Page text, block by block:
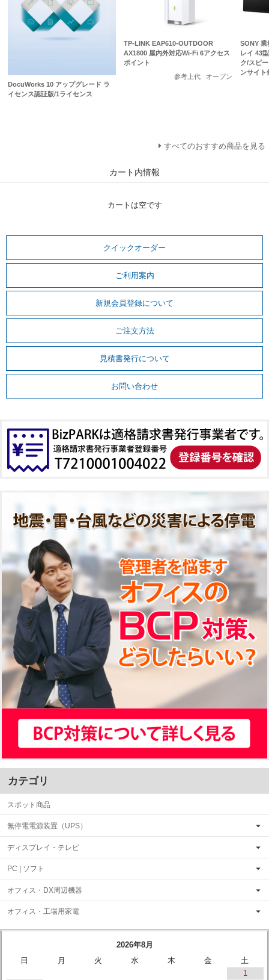
DocuWorks 10 アップグレード ラ
イセンス認証版/1ライセンス
TP-LINK EAP610-OUTDOOR
AX1800 屋内外対応Wi-Fi 6アクセス
ポイント
参考上代
オープン
SONY 業
レイ 43
ク/スピ
ンサイト
すべてのおすすめ商品を見る
カート内情報
カートは空です
クイックオーダー
ご利用案内
新規会員登録について
ご注文方法
見積書発行について
お問い合わせ
カテゴリ
スポット商品
無停電電源装置（UPS）
ディスプレイ・テレビ
PC | ソフト
オフィス・DX周辺機器
オフィス・工場用家電
2026年8月
日
月 火 水 木 金
土
1